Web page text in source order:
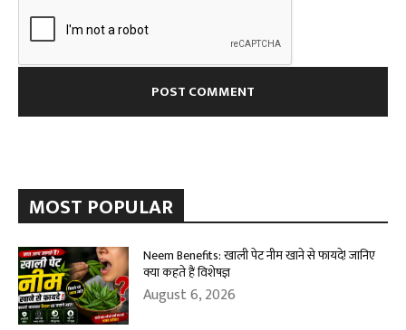
MOST POPULAR
Neem Benefits: खाली पेट नीम खाने से फायदे! जानिए
क्या कहते हैं विशेषज्ञ
August 6, 2026